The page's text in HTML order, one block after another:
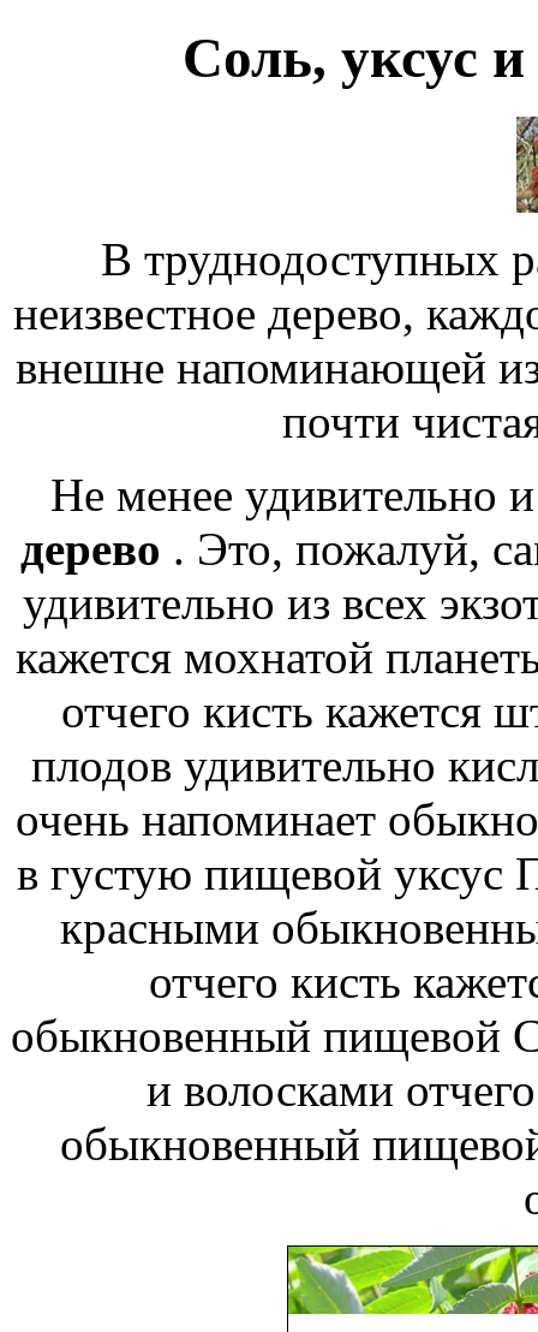
Соль, уксус и
В труднодоступных
неизвестное дерево,
внешне напоминающей
почти
Не менее удивительно
дерево . Это, пожалуй,
удивительно из всех
кажется мохнатой
отчего кисть кажется
плодов удивительно
очень напоминает
в густую пищевой уксус
красными
отчего кисть
обыкновенный пищевой
и волосками
обыкновенный